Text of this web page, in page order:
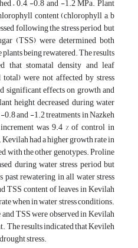
– 0.4, -0.8 and -1.2 MPa. Plant
content (chlorophyll a, b
following the stress period, but
(TSS) were determined both
being rewatered. The results
that stomatal density and leaf
were not affected by stress
significant effects on growth and
height decreased during water
and -1.2 treatments in Nazkeh
was 9.4 % of control in
had a higher growth rate in
with the other genotypes. Proline
during water stress period but
past rewatering in all water stress
TSS content of leaves in Kevilah
when in water stress conditions.
TSS were observed in Kevilah
The results indicated that Kevileh
stress.